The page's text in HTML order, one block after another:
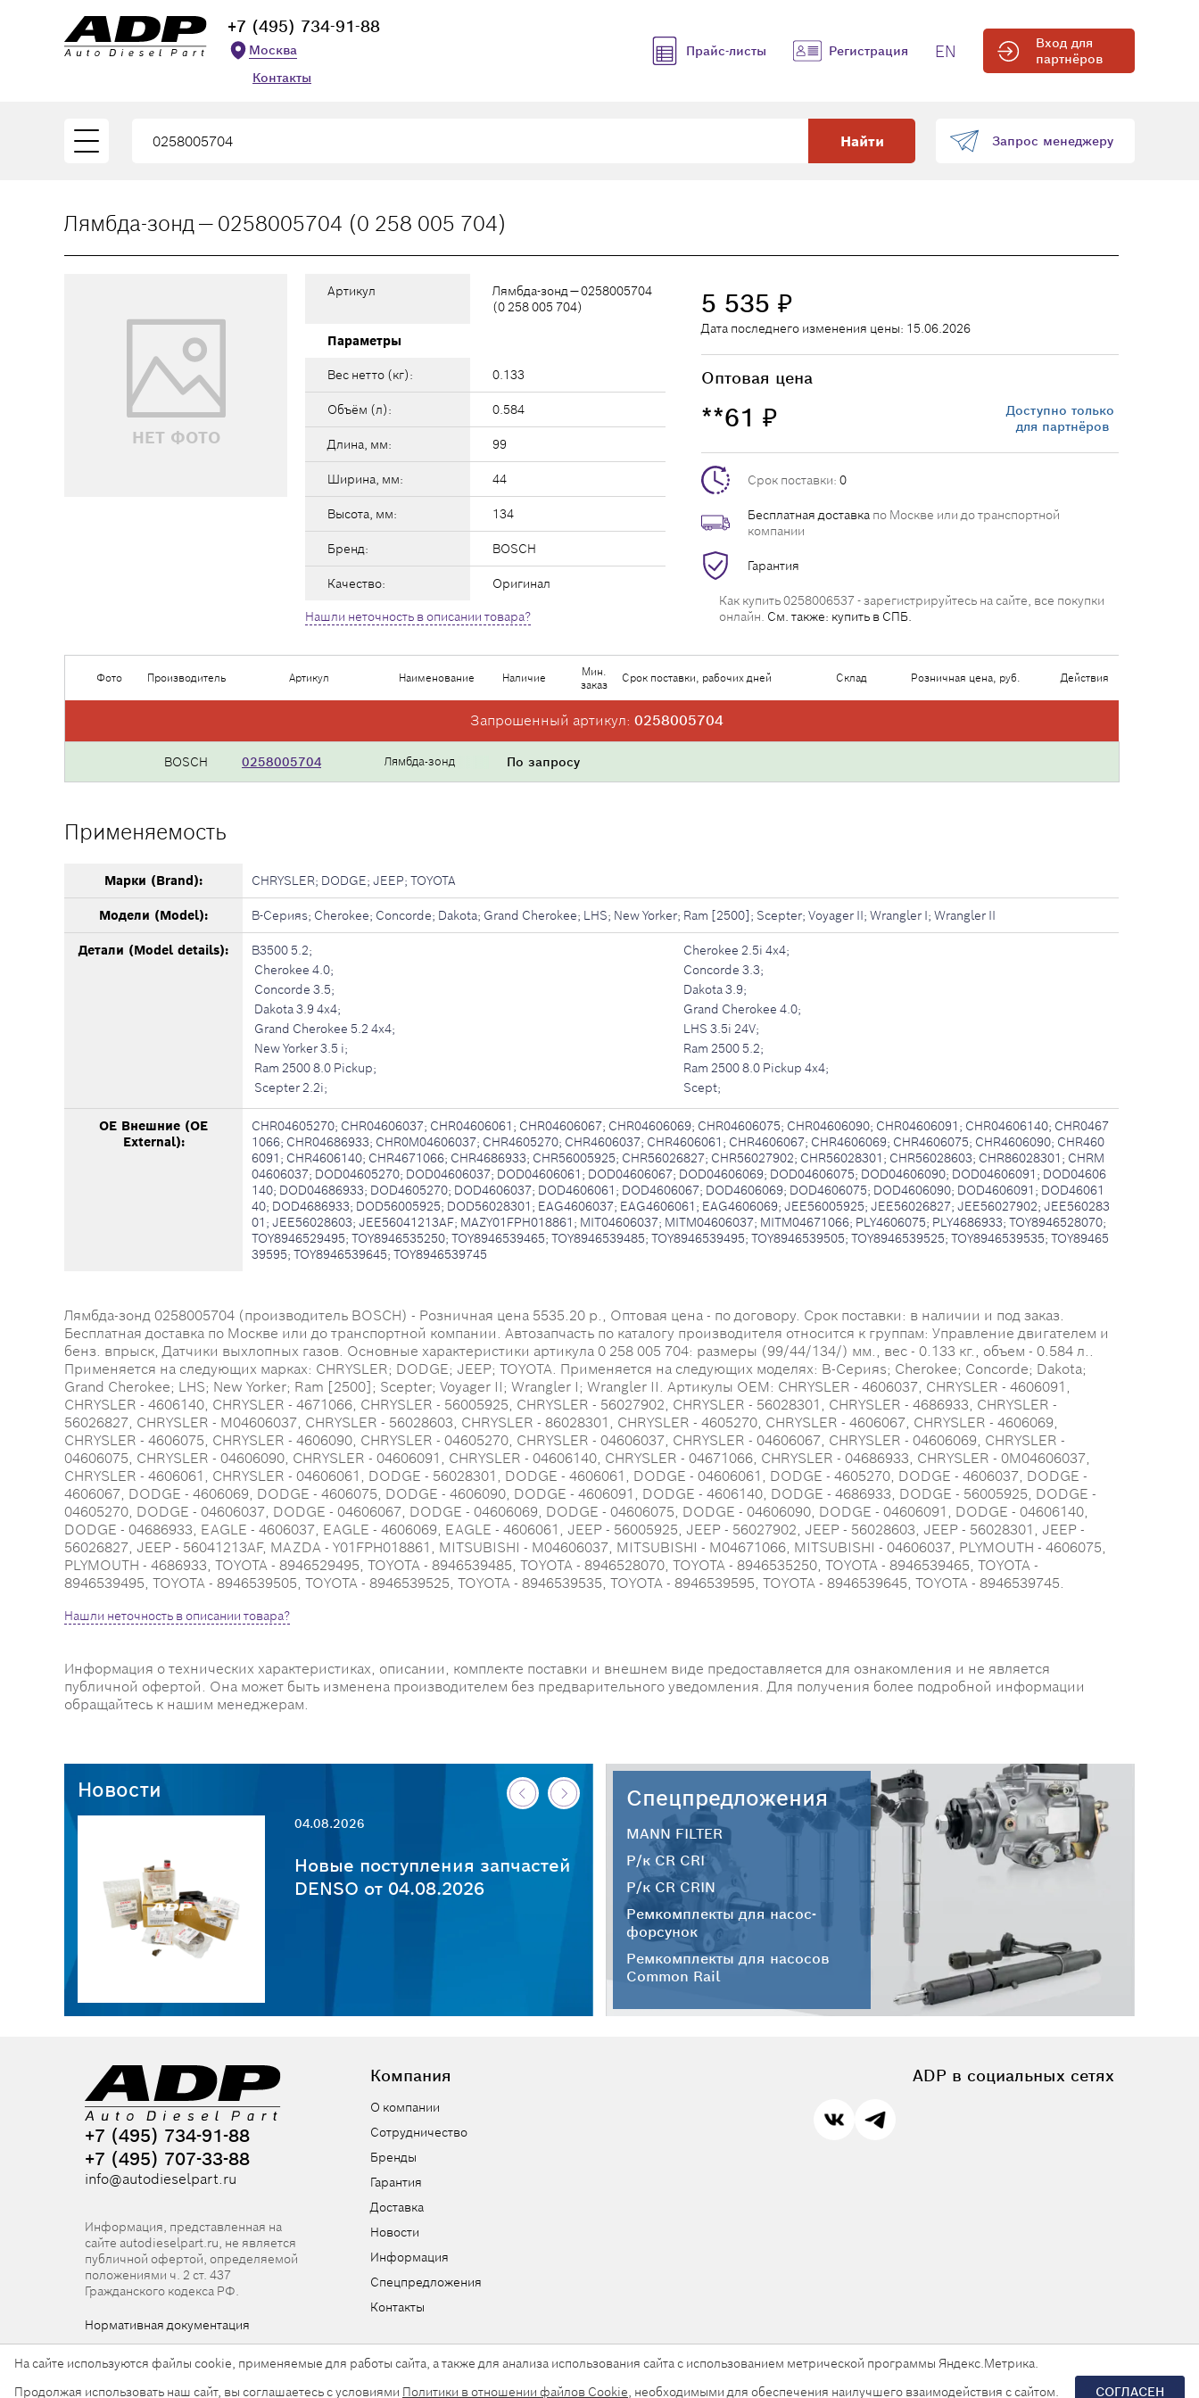
+7 (495) 734-91-88
Москва
Контакты
Прайс-листы Регистрация EN
Вход для
партнёров
Найти Запрос менеджеру
Лямбда-зонд — 0258005704 (0 258 005 704)
НЕТ ФОТО
Артикул
Лямбда-зонд — 0258005704
(0 258 005 704)
Параметры
Вес нетто (кг): 0.133
Объём (л): 0.584
Длина, мм: 99
Ширина, мм: 44
Высота, мм: 134
Бренд: BOSCH
Качество: Оригинал
Нашли неточность в описании товара?
5 535 ₽
Дата последнего изменения цены: 15.06.2026
Оптовая цена
**61 ₽
Доступно только
для партнёров
Срок поставки: 0
Бесплатная доставка по Москве или до транспортной
компании
Гарантия
Как купить 0258006537 - зарегистрируйтесь на сайте, все покупки
онлайн. См. также: купить в СПБ.
Фото Производитель Артикул Наименование Наличие
Мин.
заказ
Срок поставки, рабочих дней Склад Розничная цена, руб. Действия
Запрошенный артикул: 0258005704
BOSCH 0258005704 Лямбда-зонд По запросу
Применяемость
Марки (Brand): CHRYSLER; DODGE; JEEP; TOYOTA
Модели (Model): B-Серияs; Cherokee; Concorde; Dakota; Grand Cherokee; LHS; New Yorker; Ram [2500]; Scepter; Voyager II; Wrangler I; Wrangler II
Детали (Model details): B3500 5.2;
Cherokee 2.5i 4x4;
Cherokee 4.0;
Concorde 3.3;
Concorde 3.5;
Dakota 3.9;
Dakota 3.9 4x4;
Grand Cherokee 4.0;
Grand Cherokee 5.2 4x4;
LHS 3.5i 24V;
New Yorker 3.5 i;
Ram 2500 5.2;
Ram 2500 8.0 Pickup;
Ram 2500 8.0 Pickup 4x4;
Scepter 2.2i;
Scept;
OE Внешние (OE
External):
CHR04605270; CHR04606037; CHR04606061; CHR04606067; CHR04606069; CHR04606075; CHR04606090; CHR04606091; CHR04606140; CHR0467
1066; CHR04686933; CHR0M04606037; CHR4605270; CHR4606037; CHR4606061; CHR4606067; CHR4606069; CHR4606075; CHR4606090; CHR460
6091; CHR4606140; CHR4671066; CHR4686933; CHR56005925; CHR56026827; CHR56027902; CHR56028301; CHR56028603; CHR86028301; CHRM
04606037; DOD04605270; DOD04606037; DOD04606061; DOD04606067; DOD04606069; DOD04606075; DOD04606090; DOD04606091; DOD04606
140; DOD04686933; DOD4605270; DOD4606037; DOD4606061; DOD4606067; DOD4606069; DOD4606075; DOD4606090; DOD4606091; DOD46061
40; DOD4686933; DOD56005925; DOD56028301; EAG4606037; EAG4606061; EAG4606069; JEE56005925; JEE56026827; JEE56027902; JEE560283
01; JEE56028603; JEE56041213AF; MAZY01FPH018861; MIT04606037; MITM04606037; MITM04671066; PLY4606075; PLY4686933; TOY8946528070;
TOY8946529495; TOY8946535250; TOY8946539465; TOY8946539485; TOY8946539495; TOY8946539505; TOY8946539525; TOY8946539535; TOY89465
39595; TOY8946539645; TOY8946539745
Лямбда-зонд 0258005704 (производитель BOSCH) - Розничная цена 5535.20 р., Оптовая цена - по договору. Срок поставки: в наличии и под заказ.
Бесплатная доставка по Москве или до транспортной компании. Автозапчасть по каталогу производителя относится к группам: Управление двигателем и
бенз. впрыск, Датчики выхлопных газов. Основные характеристики артикула 0 258 005 704: размеры (99/44/134/) мм., вес - 0.133 кг., объем - 0.584 л..
Применяется на следующих марках: CHRYSLER; DODGE; JEEP; TOYOTA. Применяется на следующих моделях: B-Серияs; Cherokee; Concorde; Dakota;
Grand Cherokee; LHS; New Yorker; Ram [2500]; Scepter; Voyager II; Wrangler I; Wrangler II. Артикулы OEM: CHRYSLER - 4606037, CHRYSLER - 4606091,
CHRYSLER - 4606140, CHRYSLER - 4671066, CHRYSLER - 56005925, CHRYSLER - 56027902, CHRYSLER - 56028301, CHRYSLER - 4686933, CHRYSLER -
56026827, CHRYSLER - M04606037, CHRYSLER - 56028603, CHRYSLER - 86028301, CHRYSLER - 4605270, CHRYSLER - 4606067, CHRYSLER - 4606069,
CHRYSLER - 4606075, CHRYSLER - 4606090, CHRYSLER - 04605270, CHRYSLER - 04606037, CHRYSLER - 04606067, CHRYSLER - 04606069, CHRYSLER -
04606075, CHRYSLER - 04606090, CHRYSLER - 04606091, CHRYSLER - 04606140, CHRYSLER - 04671066, CHRYSLER - 04686933, CHRYSLER - 0M04606037,
CHRYSLER - 4606061, CHRYSLER - 04606061, DODGE - 56028301, DODGE - 4606061, DODGE - 04606061, DODGE - 4605270, DODGE - 4606037, DODGE -
4606067, DODGE - 4606069, DODGE - 4606075, DODGE - 4606090, DODGE - 4606091, DODGE - 4606140, DODGE - 4686933, DODGE - 56005925, DODGE -
04605270, DODGE - 04606037, DODGE - 04606067, DODGE - 04606069, DODGE - 04606075, DODGE - 04606090, DODGE - 04606091, DODGE - 04606140,
DODGE - 04686933, EAGLE - 4606037, EAGLE - 4606069, EAGLE - 4606061, JEEP - 56005925, JEEP - 56027902, JEEP - 56028603, JEEP - 56028301, JEEP -
56026827, JEEP - 56041213AF, MAZDA - Y01FPH018861, MITSUBISHI - M04606037, MITSUBISHI - M04671066, MITSUBISHI - 04606037, PLYMOUTH - 4606075,
PLYMOUTH - 4686933, TOYOTA - 8946529495, TOYOTA - 8946539485, TOYOTA - 8946528070, TOYOTA - 8946535250, TOYOTA - 8946539465, TOYOTA -
8946539495, TOYOTA - 8946539505, TOYOTA - 8946539525, TOYOTA - 8946539535, TOYOTA - 8946539595, TOYOTA - 8946539645, TOYOTA - 8946539745.
Нашли неточность в описании товара?
Информация о технических характеристиках, описании, комплекте поставки и внешнем виде предоставляется для ознакомления и не является
публичной офертой. Она может быть изменена производителем без предварительного уведомления. Для получения более подробной информации
обращайтесь к нашим менеджерам.
Новости
04.08.2026
Новые поступления запчастей
DENSO от 04.08.2026
30.07.2026
Новые поступления запчастей
HC-CARGO от 30.07.2026
Спецпредложения
MANN FILTER
Р/к CR CRI
Р/к CR CRIN
Ремкомплекты для насос-
форсунок
Ремкомплекты для насосов
Common Rail
+7 (495) 734-91-88
+7 (495) 707-33-88
info@autodieselpart.ru
Информация, представленная на
сайте autodieselpart.ru, не является
публичной офертой, определяемой
положениями ч. 2 ст. 437
Гражданского кодекса РФ.
Нормативная документация
Компания
О компании
Сотрудничество
Бренды
Гарантия
Доставка
Новости
Информация
Спецпредложения
Контакты
ADP в социальных сетях
© 2026, ООО «АвтоДизельПарт». Все права защищены. Разработка сайта — «Askaron Systems»
На сайте используются файлы cookie, применяемые для работы сайта, а также для анализа использования сайта с использованием метрической программы Яндекс.Метрика.
Продолжая использовать наш сайт, вы соглашаетесь с условиями Политики в отношении файлов Cookie, необходимыми для обеспечения наилучшего взаимодействия с сайтом. СОГЛАСЕН